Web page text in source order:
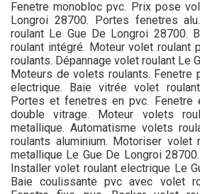
Fenetre monobloc pvc. Prix pose
Longroi 28700. Portes fenetres
roulant Le Gue De Longroi 28700.
roulant intégré. Moteur volet roulant
roulants. Dépannage volet roulant Le
Moteurs de volets roulants. Fenetre
electrique. Baie vitrée volet
Portes et fenetres en pvc. Fenetre
double vitrage. Moteur volets
metallique. Automatisme volets
roulants aluminium. Motoriser volet
metallique Le Gue De Longroi
Installer volet roulant electrique Le
Baie coulissante pvc avec volet